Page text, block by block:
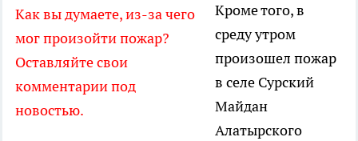
Как вы думаете, из-за чего
мог произойти пожар?
Оставляйте свои
комментарии под
новостью.
Кроме того, в
среду утром
произошел пожар
в селе Сурский
Майдан
Алатырского